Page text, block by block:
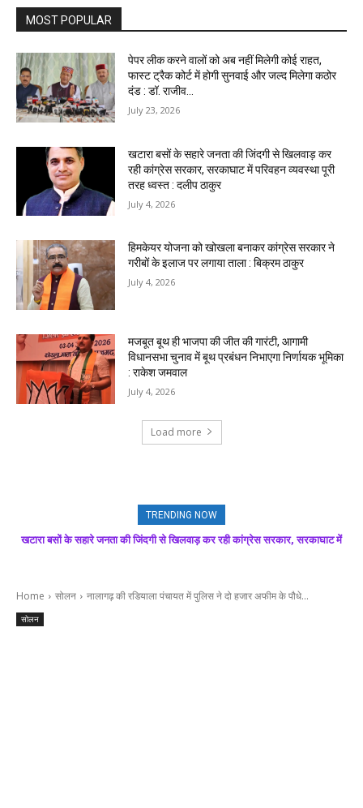
MOST POPULAR
पेपर लीक करने वालों को अब नहीं मिलेगी कोई राहत,
फास्ट ट्रैक कोर्ट में होगी सुनवाई और जल्द मिलेगा कठोर
दंड : डॉ. राजीव...
July 23, 2026
खटारा बसों के सहारे जनता की जिंदगी से खिलवाड़ कर
रही कांग्रेस सरकार, सरकाघाट में परिवहन व्यवस्था पूरी
तरह ध्वस्त : दलीप ठाकुर
July 4, 2026
हिमकेयर योजना को खोखला बनाकर कांग्रेस सरकार ने
गरीबों के इलाज पर लगाया ताला : बिक्रम ठाकुर
July 4, 2026
मजबूत बूथ ही भाजपा की जीत की गारंटी, आगामी
विधानसभा चुनाव में बूथ प्रबंधन निभाएगा निर्णायक भूमिका
: राकेश जमवाल
July 4, 2026
Load more